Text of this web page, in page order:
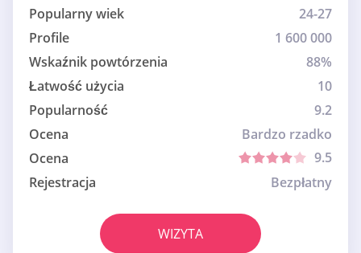
Popularny wiek
24-27
Profile
1 600 000
Wskaźnik powtórzenia
88%
Łatwość użycia
10
Popularność
9.2
Ocena
Bardzo rzadko
Ocena
9.5
Rejestracja
Bezpłatny
WIZYTA